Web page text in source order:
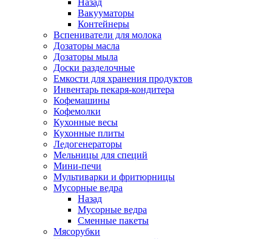
Назад
Вакууматоры
Контейнеры
Вспениватели для молока
Дозаторы масла
Дозаторы мыла
Доски разделочные
Емкости для хранения продуктов
Инвентарь пекаря-кондитера
Кофемашины
Кофемолки
Кухонные весы
Кухонные плиты
Ледогенераторы
Мельницы для специй
Мини-печи
Мультиварки и фритюрницы
Мусорные ведра
Назад
Мусорные ведра
Сменные пакеты
Мясорубки